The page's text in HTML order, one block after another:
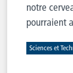
notre
pourraient
Sciences et